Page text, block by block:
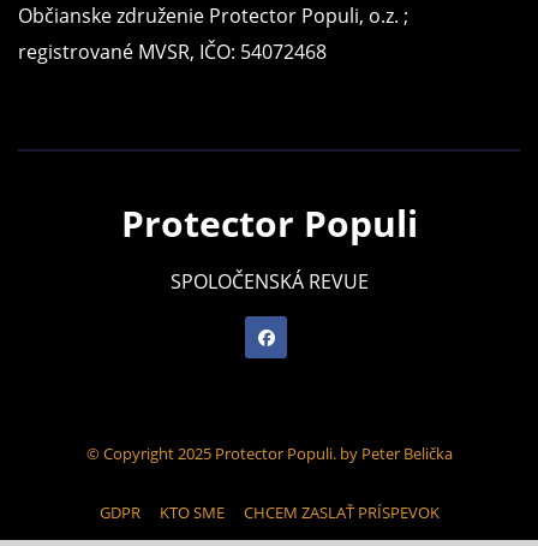
Občianske združenie Protector Populi, o.z. ;
registrované MVSR, IČO: 54072468
Protector Populi
SPOLOČENSKÁ REVUE
© Copyright 2025 Protector Populi. by Peter Belička
GDPR KTO SME CHCEM ZASLAŤ PRÍSPEVOK